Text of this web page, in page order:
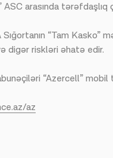
ASC arasında
“Tam
digər riskləri əhatə edir.
“Azercell”
az